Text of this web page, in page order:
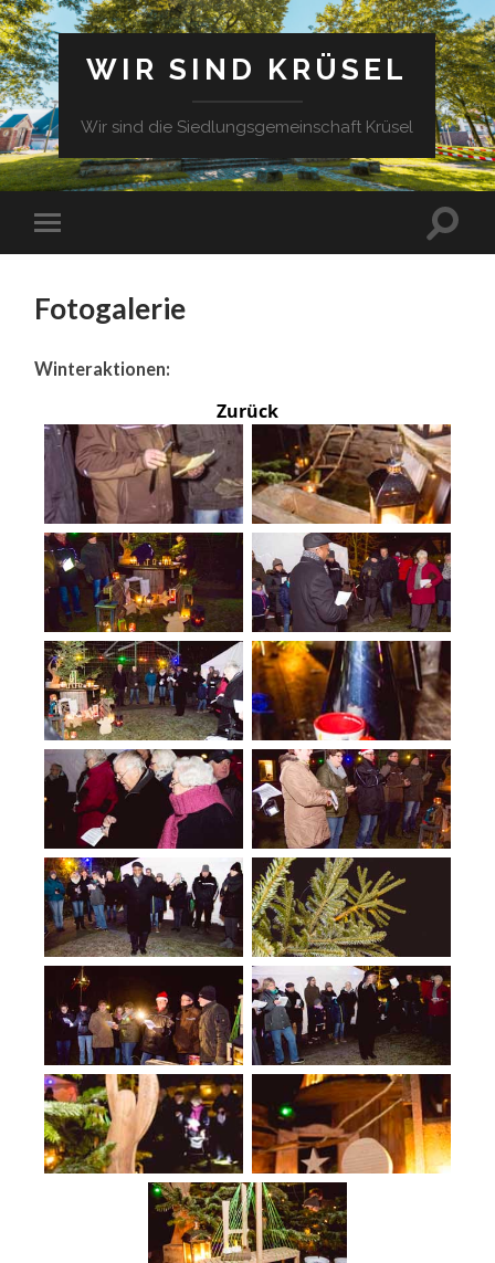
WIR SIND KRÜSEL
Wir sind die Siedlungsgemeinschaft Krüsel
Fotogalerie
Winteraktionen:
Zurück